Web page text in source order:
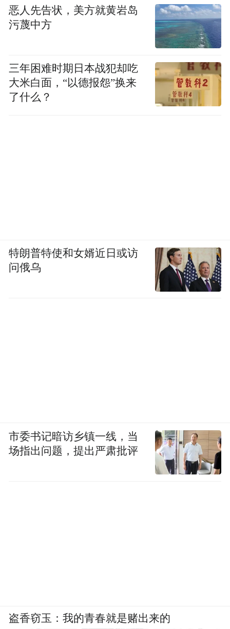
恶人先告状，美方就黄岩岛
污蔑中方
三年困难时期日本战犯却吃
大米白面，“以德报怨”换来
了什么？
特朗普特使和女婿近日或访
问俄乌
市委书记暗访乡镇一线，当
场指出问题，提出严肃批评
盗香窃玉：我的青春就是赌出来的